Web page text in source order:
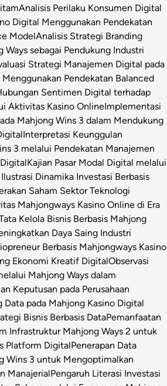
Analisis Perilaku Konsumen Digital
Digital Menggunakan Pendekatan
ModelAnalisis Strategi Branding
Ways sebagai Pendukung Industri
Strategi Manajemen Digital pada
Pendekatan Balanced
Sentimen Digital terhadap
Aktivitas Kasino OnlineImplementasi
Mahjong Wins 3 dalam Mendukung
Interpretasi Keunggulan
3 melalui Pendekatan Manajemen
Kajian Pasar Modal Digital melalui
Dinamika Investasi Berbasis
Saham Sektor Teknologi
Mahjongways Kasino Online di Era
Kelola Bisnis Berbasis Mahjong
Daya Saing Industri
Berbasis Mahjongways Kasino
Ekonomi Kreatif DigitalObservasi
Mahjong Ways dalam
Keputusan pada Perusahaan
Data pada Mahjong Kasino Digital
Bisnis Berbasis DataPemanfaatan
Infrastruktur Mahjong Ways 2 untuk
Platform DigitalPenerapan Data
Wins 3 untuk Mengoptimalkan
ManajerialPengaruh Literasi Investasi